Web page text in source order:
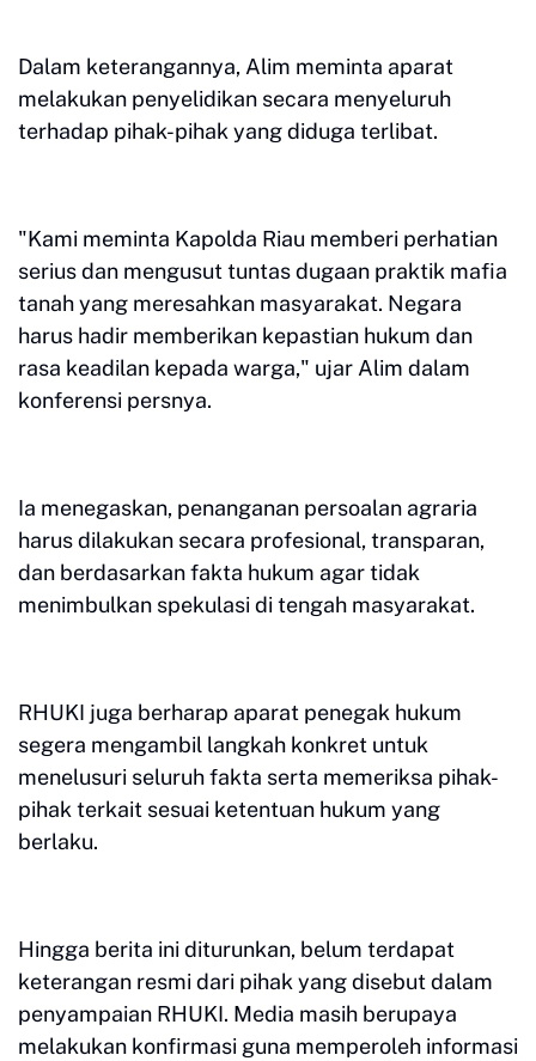
Dalam keterangannya, Alim meminta aparat
melakukan penyelidikan secara menyeluruh
terhadap pihak-pihak yang diduga terlibat.
"Kami meminta Kapolda Riau memberi perhatian
serius dan mengusut tuntas dugaan praktik mafia
tanah yang meresahkan masyarakat. Negara
harus hadir memberikan kepastian hukum dan
rasa keadilan kepada warga," ujar Alim dalam
konferensi persnya.
Ia menegaskan, penanganan persoalan agraria
harus dilakukan secara profesional, transparan,
dan berdasarkan fakta hukum agar tidak
menimbulkan spekulasi di tengah masyarakat.
RHUKI juga berharap aparat penegak hukum
segera mengambil langkah konkret untuk
menelusuri seluruh fakta serta memeriksa pihak-
pihak terkait sesuai ketentuan hukum yang
berlaku.
Hingga berita ini diturunkan, belum terdapat
keterangan resmi dari pihak yang disebut dalam
penyampaian RHUKI. Media masih berupaya
melakukan konfirmasi guna memperoleh informasi